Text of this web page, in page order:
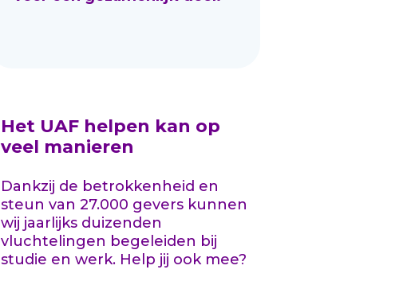
Het UAF helpen kan op
veel manieren
Dankzij de betrokkenheid en
steun van 27.000 gevers kunnen
wij jaarlijks duizenden
vluchtelingen begeleiden bij
studie en werk. Help jij ook mee?